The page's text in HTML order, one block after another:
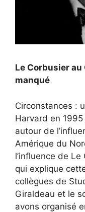
Le Corbusier
manqué
Circonstances :
Harvard en
autour de
Amérique du
l’influence de
qui explique
collègues de
Giraldeau et le
avons organisé